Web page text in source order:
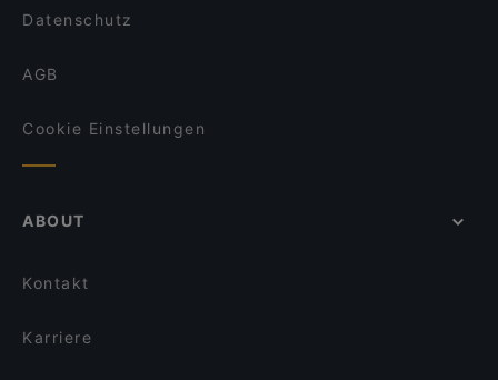
Haus im Turm
Datenschutz
AGB
Cookie Einstellungen
ABOUT
Kontakt
Karriere